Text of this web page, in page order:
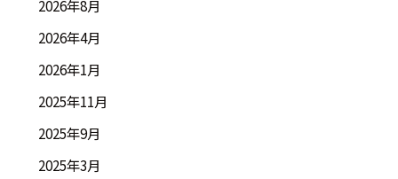
2026年8月
2026年4月
2026年1月
2025年11月
2025年9月
2025年3月